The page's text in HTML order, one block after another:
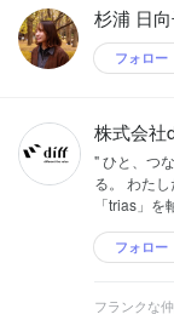
杉浦 日
フォロー
株式会社
" ひと、つ
る。 わた
「trias」
フォロー
フランクな